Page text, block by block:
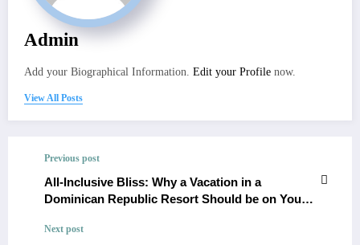
Admin
Add your Biographical Information. Edit your Profile now.
View All Posts
Previous post
All-Inclusive Bliss: Why a Vacation in a
Dominican Republic Resort Should be on Your
Next post